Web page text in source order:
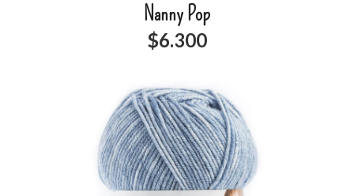
Nanny Pop
$6.300